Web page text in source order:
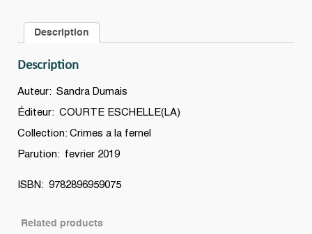
l'oeuf
quantity
Description
Description
Auteur: Sandra Dumais
Éditeur: COURTE ESCHELLE(LA)
Collection: Crimes a la fernel
Parution: fevrier 2019
ISBN: 9782896959075
Related products